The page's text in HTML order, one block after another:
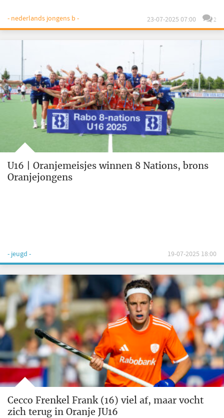
- nederlands jongens b - 23-07-2025 07:00 2
U16 | Oranjemeisjes winnen 8 Nations, brons
Oranjejongens
- jeugd - 19-07-2025 18:00
Cecco Frenkel Frank (16) viel af, maar vocht
zich terug in Oranje JU16